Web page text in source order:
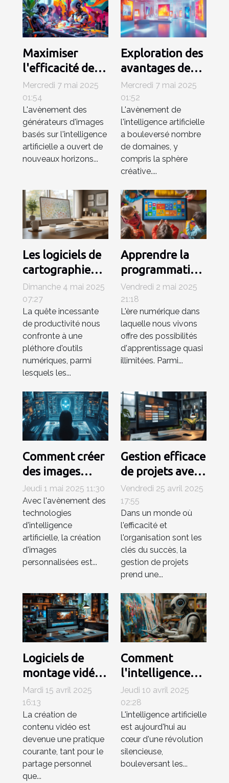
Maximiser
l'efficacité des
générateurs
d'images IA
pour les projets
artistiques
Mercredi 7 mai 2025
01:54
L'avènement des
générateurs d'images
basés sur l'intelligence
artificielle a ouvert de
nouveaux horizons...
Exploration des
avantages des
générateurs
d'images IA
pour les
professionnels
créatifs
Mercredi 7 mai 2025
01:52
L'avènement de
l'intelligence artificielle
a bouleversé nombre
de domaines, y
compris la sphère
créative....
Les logiciels de
cartographie
mentale sous-
utilisés pour
booster votre
productivité
Dimanche 4 mai 2025
07:27
La quête incessante
de productivité nous
confronte à une
pléthore d'outils
numériques, parmi
lesquels les...
Apprendre la
programmation
avec des
logiciels
interactifs pour
enfants
Vendredi 2 mai 2025
21:18
L'ère numérique dans
laquelle nous vivons
offre des possibilités
d'apprentissage quasi
illimitées. Parmi...
Comment créer
des images
personnalisées
rapidement
grâce à l'IA
Jeudi 1 mai 2025 11:30
Avec l'avènement des
technologies
d'intelligence
artificielle, la création
d'images
personnalisées est...
Gestion efficace
de projets avec
Trello
intégrations et
extensions pour
un workflow
optimisé
Vendredi 25 avril 2025
17:55
Dans un monde où
l'efficacité et
l'organisation sont les
clés du succès, la
gestion de projets
prend une...
Logiciels de
montage vidéo
gratuits pour
débutants
Trouvez l'outil
idéal sans
dépenser un
centime
Mardi 15 avril 2025
16:13
La création de
contenu vidéo est
devenue une pratique
courante, tant pour le
partage personnel
que...
Comment
l'intelligence
artificielle
révolutionne
les industries
créatives
Jeudi 10 avril 2025
02:28
L'intelligence artificielle
est aujourd'hui au
cœur d'une révolution
silencieuse,
bouleversant les...